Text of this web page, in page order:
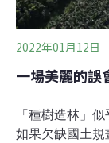
2022年01月12日
一場美麗的誤
「種樹造林」
如果欠缺國土規